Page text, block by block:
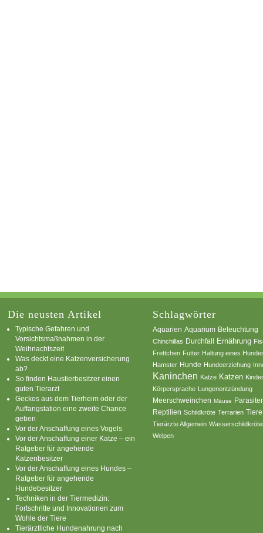
Die neusten Artikel
Typische Gefahren und
Vorsichtsmaßnahmen in der
Weihnachtszeit
Was deckt eine Katzenversicherung
ab?
So finden Haustierbesitzer einen
guten Tierarzt
Geckos aus dem Tierheim oder der
Auffangstation eine zweite Chance
geben
Vor der Anschaffung eines Vogels
Vor der Anschaffung einer Katze – ein
Ratgeber für angehende
Katzenbesitzer
Vor der Anschaffung eines Hundes –
Ratgeber für angehende
Hundebesitzer
Techniken in der Tiermedizin:
Fortschritte und Innovationen zum
Wohle der Tiere
Tierärztliche Hundenahrung nach
Schlagwörter
Aquarien Aquarium Beleuchtung
Chinchillas Durchfall Ernährung
Frettchen Futter Haltung eines
Hamster Hunde Hundeerziehung
Kaninchen Katze Katzen
Körpersprache Lungenentzündung
Meerschweinchen Mäuse
Reptilien Schildkröte Terrarien Tiere
Tierärzte Allgemein
Welpen